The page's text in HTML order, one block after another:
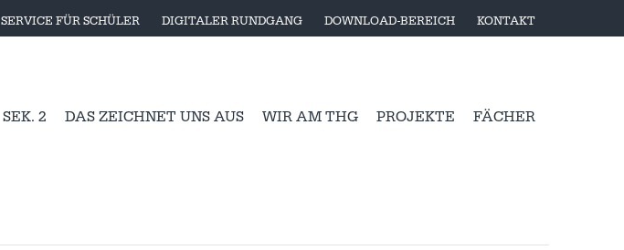
SERVICE FÜR SCHÜLER DIGITALER RUNDGANG DOWNLOAD-BEREICH KONTAKT
SEK. 2 DAS ZEICHNET UNS AUS WIR AM THG PROJEKTE FÄCHER